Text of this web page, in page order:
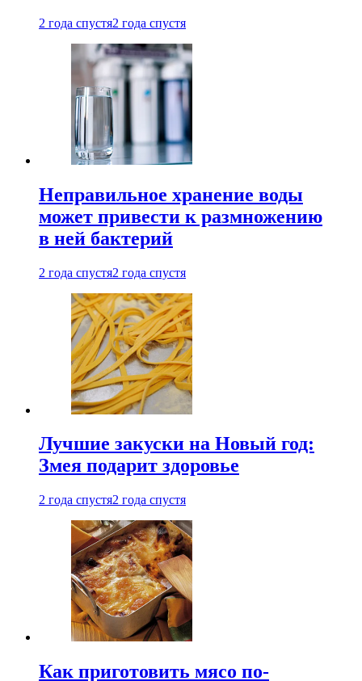
2 года спустя2 года спустя
Неправильное хранение воды
может привести к размножению
в ней бактерий
2 года спустя2 года спустя
Лучшие закуски на Новый год:
Змея подарит здоровье
2 года спустя2 года спустя
Как приготовить мясо по-